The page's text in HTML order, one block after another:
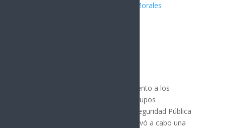
Juan Antonio Pérez Morales
Para profesionalizar y dar cumplimiento a los
estándares de desempeño de los grupos
especializados de la Secretaría de Seguridad Pública
(SSP) del Gobierno de Sonora, se llevó a cabo una